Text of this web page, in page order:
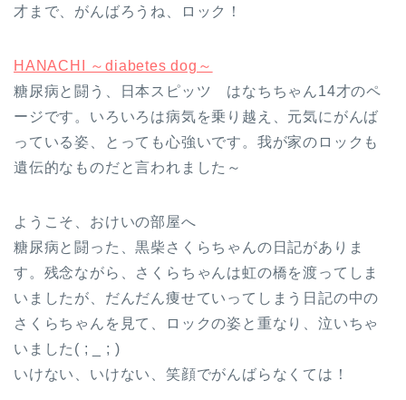
才まで、がんばろうね、ロック！
HANACHI ～diabetes dog～
糖尿病と闘う、日本スピッツ はなちちゃん14才のペ
ージです。いろいろは病気を乗り越え、元気にがんば
っている姿、とっても心強いです。我が家のロックも
遺伝的なものだと言われました～
ようこそ、おけいの部屋へ
糖尿病と闘った、黒柴さくらちゃんの日記がありま
す。残念ながら、さくらちゃんは虹の橋を渡ってしま
いましたが、だんだん痩せていってしまう日記の中の
さくらちゃんを見て、ロックの姿と重なり、泣いちゃ
いました( ; _ ; )
いけない、いけない、笑顔でがんばらなくては！